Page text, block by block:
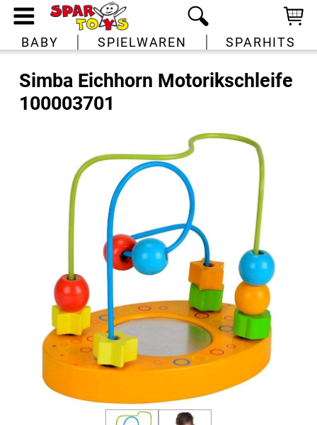
BABY SPIELWAREN SPARHITS
Simba Eichhorn Motorikschleife
100003701